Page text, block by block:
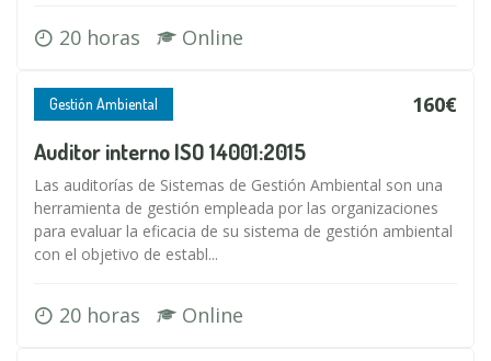
20 horas Online
Gestión Ambiental 160€
Auditor interno ISO 14001:2015
Las auditorías de Sistemas de Gestión Ambiental son una
herramienta de gestión empleada por las organizaciones
para evaluar la eficacia de su sistema de gestión ambiental
con el objetivo de establ...
20 horas Online